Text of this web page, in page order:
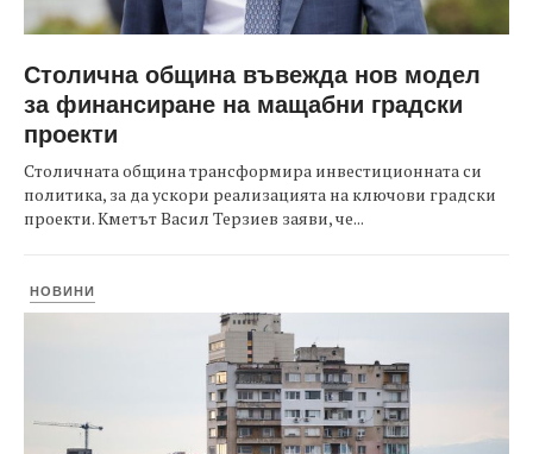
Столична община въвежда нов модел
за финансиране на мащабни градски
проекти
Столичната община трансформира инвестиционната си
политика, за да ускори реализацията на ключови градски
проекти. Кметът Васил Терзиев заяви, че...
НОВИНИ